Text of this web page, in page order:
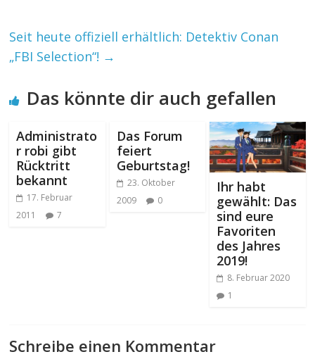
Seit heute offiziell erhältlich: Detektiv Conan
„FBI Selection“! →
Das könnte dir auch gefallen
Administrato
r robi gibt
Rücktritt
bekannt
17. Februar
2011
7
Das Forum
feiert
Geburtstag!
23. Oktober
2009
0
Ihr habt
gewählt: Das
sind eure
Favoriten
des Jahres
2019!
8. Februar 2020
1
Schreibe einen Kommentar